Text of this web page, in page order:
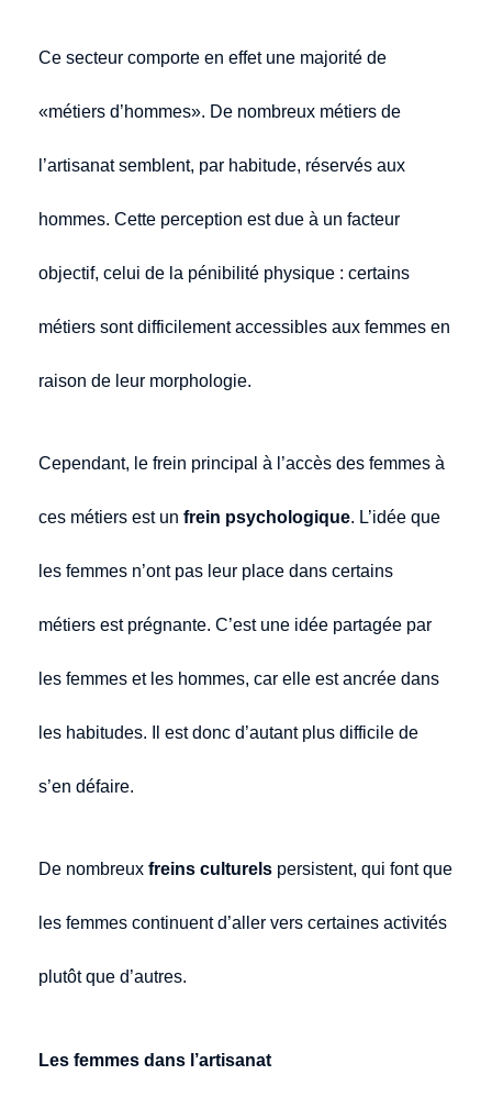
Ce secteur comporte en effet une majorité de
«métiers d’hommes». De nombreux métiers de
l’artisanat semblent, par habitude, réservés aux
hommes. Cette perception est due à un facteur
objectif, celui de la pénibilité physique : certains
métiers sont difficilement accessibles aux femmes en
raison de leur morphologie.
Cependant, le frein principal à l’accès des femmes à
ces métiers est unfrein psychologique. L’idée que
les femmes n’ont pas leur place dans certains
métiers est prégnante. C’est une idée partagée par
les femmes et les hommes, car elle est ancrée dans
les habitudes. Il est donc d’autant plus difficile de
s’en défaire.
De nombreuxfreins culturels persistent, qui font que
les femmes continuent d’aller vers certaines activités
plutôt que d’autres.
Les femmes dans l’artisanat